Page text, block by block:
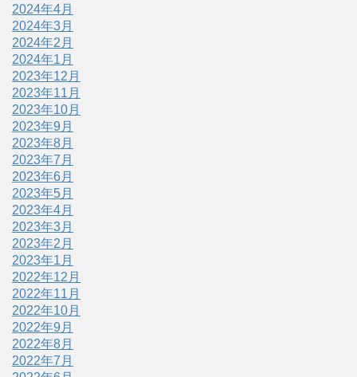
2024年4月
2024年3月
2024年2月
2024年1月
2023年12月
2023年11月
2023年10月
2023年9月
2023年8月
2023年7月
2023年6月
2023年5月
2023年4月
2023年3月
2023年2月
2023年1月
2022年12月
2022年11月
2022年10月
2022年9月
2022年8月
2022年7月